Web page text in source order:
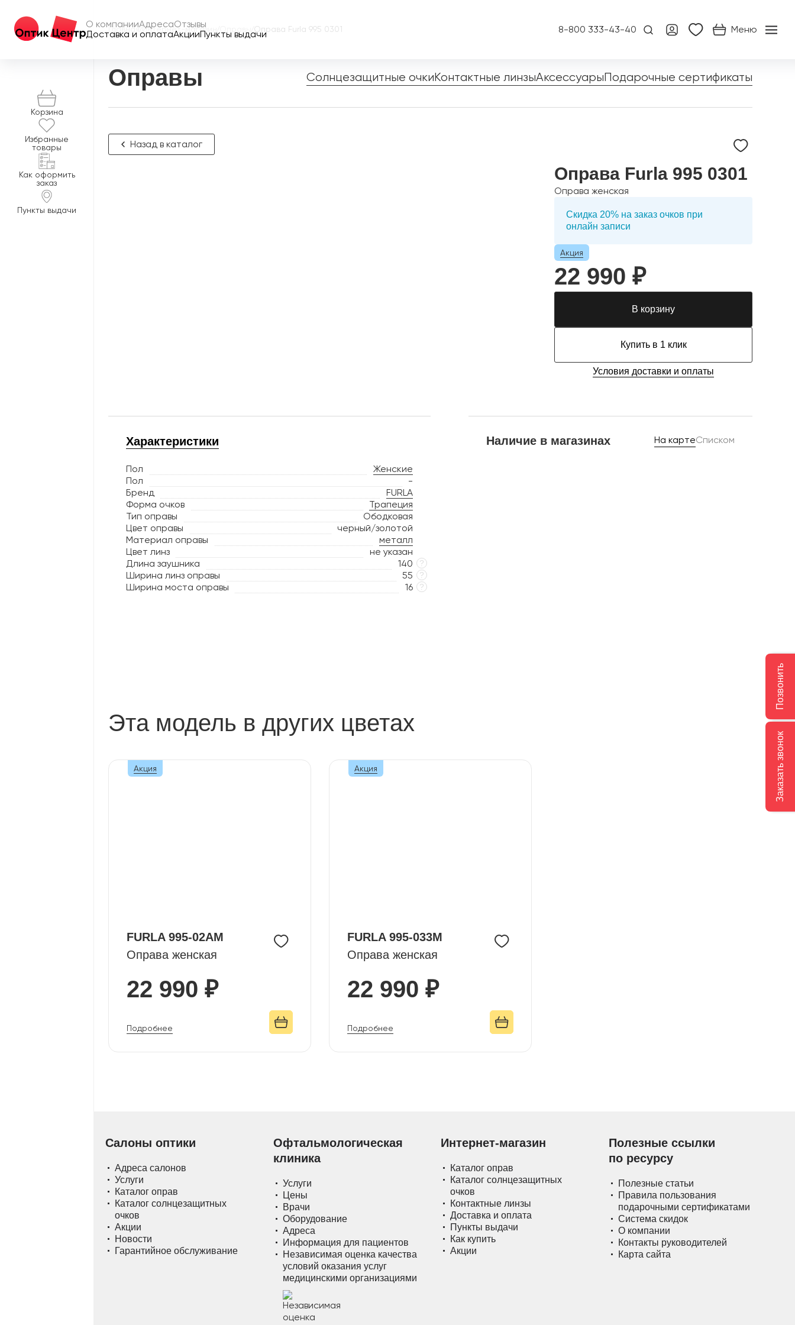
О компанииАдресаОтзывы
Доставка и оплатаАкцииПункты выдачи 8-800 333-43-40 Меню
Корзина
Избранные
товары
Как оформить
заказ
Пункты выдачи
Главная/ Интернет-магазин Оправа Furla 995 0301
Оправы Солнцезащитные очкиКонтактные линзыАксессуарыПодарочные сертификаты
Назад в каталог
Оправа Furla 995 0301
Оправа женская
Скидка 20% на заказ очков при
онлайн записи
Акция
22 990 ₽
В корзину
Купить в 1 клик
Условия доставки и оплаты
Характеристики
Пол
Женские
Пол
-
Бренд
FURLA
Форма очков
Трапеция
Тип оправы
Ободковая
Цвет оправы
черный/золотой
Материал оправы
металл
Цвет линз
не указан
Длина заушника
140 ?
Ширина линз оправы 55 ?
Ширина моста оправы 16 ?
Наличие в магазинах На картеСписком
Эта модель в других цветах
FURLA 995-02AM
Оправа женская
22 990 ₽
Подробнее
Акция
FURLA 995-033M
Оправа женская
22 990 ₽
Подробнее
Акция
Салоны оптики
Адреса салонов
Услуги
Каталог оправ
Каталог солнцезащитных
очков
Акции
Новости
Гарантийное обслуживание
Офтальмологическая
клиника
Услуги
Цены
Врачи
Оборудование
Адреса
Информация для пациентов
Независимая оценка качества
условий оказания услуг
медицинскими организациями
Интернет-магазин
Каталог оправ
Каталог солнцезащитных
очков
Контактные линзы
Доставка и оплата
Пункты выдачи
Как купить
Акции
Полезные ссылки
по ресурсу
Полезные статьи
Правила пользования
подарочными сертификатами
Система скидок
О компании
Контакты руководителей
Карта сайта
Заказать звонок
Позвонить